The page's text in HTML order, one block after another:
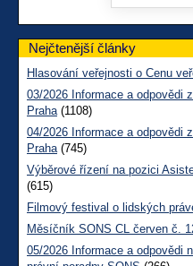
Nejčtenější články
Hlasování veřejnosti o Cenu
03/2026 Informace a odpovědi
Praha(1108)
04/2026 Informace a odpovědi
Praha(745)
Výběrové řízení na pozici
(615)
Filmový festival o lidských
Měsíčník SONS CL červen č.
05/2026 Informace a odpovědi